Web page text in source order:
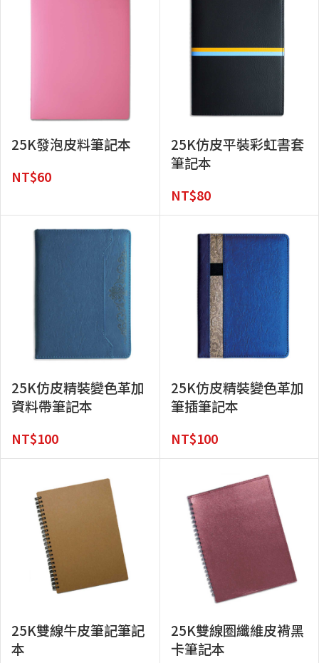
25K發泡皮料筆記本
NT$60
25K仿皮平裝彩虹書套
筆記本
NT$80
25K仿皮精裝變色革加
資料帶筆記本
NT$100
25K仿皮精裝變色革加
筆插筆記本
NT$100
25K雙線牛皮筆記筆記
本
25K雙線圈纖維皮褙黑
卡筆記本